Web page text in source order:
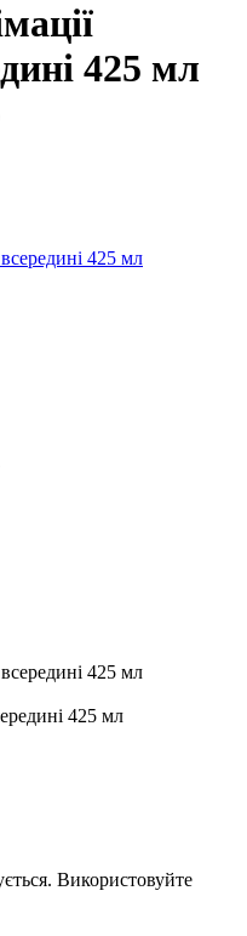
425 мл
425 мл
Використовуйте